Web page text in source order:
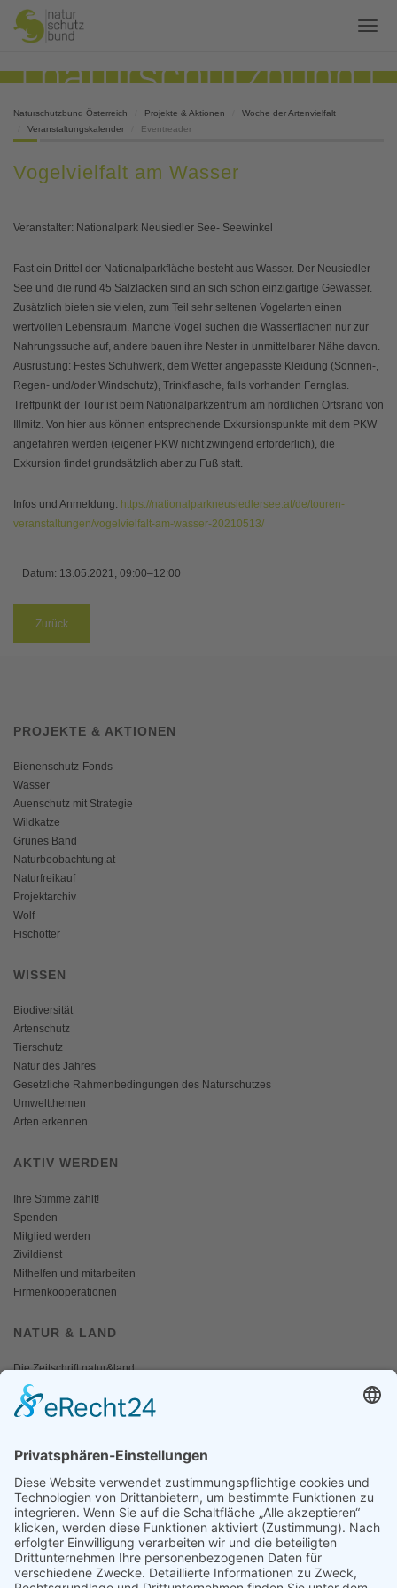
Naturschutzbund Österreich Projekte & Aktionen
Woche der Artenvielfalt
Veranstaltungskalender
Eventreader
Vogelvielfalt am Wasser
Veranstalter: Nationalpark Neusiedler See- Seewinkel
Fast ein Drittel der Nationalparkfläche besteht aus Wasser. Der Neusiedler
See und die rund 45 Salzlacken sind an sich schon einzigartige Gewässer.
Zusätzlich bieten sie vielen, zum Teil sehr seltenen Vogelarten einen
wertvollen Lebensraum. Manche Vögel suchen die Wasserflächen nur zur
Nahrungssuche auf, andere bauen ihre Nester in unmittelbarer Nähe davon.
Ausrüstung: Festes Schuhwerk, dem Wetter angepasste Kleidung (Sonnen-,
Regen- und/oder Windschutz), Trinkflasche, falls vorhanden Fernglas.
Treffpunkt der Tour ist beim Nationalparkzentrum am nördlichen Ortsrand von
Illmitz. Von hier aus können entsprechende Exkursionspunkte mit dem PKW
angefahren werden (eigener PKW nicht zwingend erforderlich), die
Exkursion findet grundsätzlich aber zu Fuß statt.
Infos und Anmeldung: https://nationalparkneusiedlersee.at/de/touren-
veranstaltungen/vogelvielfalt-am-wasser-20210513/
Datum: 13.05.2021, 09:00–12:00
Zurück
PROJEKTE & AKTIONEN
Bienenschutz-Fonds
Wasser
Auenschutz mit Strategie
Wildkatze
Grünes Band
Naturbeobachtung.at
Naturfreikauf
Projektarchiv
Wolf
Fischotter
WISSEN
Biodiversität
Artenschutz
Tierschutz
Natur des Jahres
Gesetzliche Rahmenbedingungen des Naturschutzes
Umweltthemen
Arten erkennen
AKTIV WERDEN
Ihre Stimme zählt!
Spenden
Mitglied werden
Zivildienst
Mithelfen und mitarbeiten
Firmenkooperationen
NATUR & LAND
Die Zeitschrift natur&land
Archiv
Mediadaten
Fotos und Logos
Presseaussendungen
Presse
Presseinformationen abonnieren
ÜBER UNS